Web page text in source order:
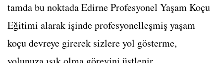
tamda bu noktada Edirne Profesyonel Yaşam Koçu
Eğitimi alarak işinde profesyonelleşmiş yaşam
koçu devreye girerek sizlere yol gösterme,